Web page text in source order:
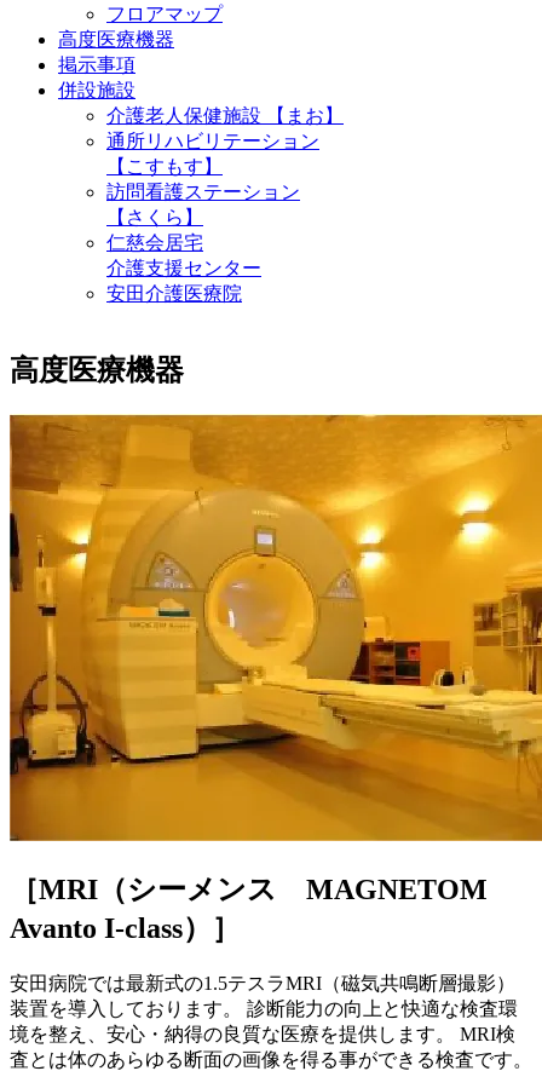
フロアマップ
高度医療機器
掲示事項
併設施設
介護老人保健施設 【まお】
通所リハビリテーション
【こすもす】
訪問看護ステーション
【さくら】
仁慈会居宅
介護支援センター
安田介護医療院
高度医療機器
［MRI（シーメンス MAGNETOM
Avanto I-class）］
安田病院では最新式の1.5テスラMRI（磁気共鳴断層撮影）
装置を導入しております。 診断能力の向上と快適な検査環
境を整え、安心・納得の良質な医療を提供します。 MRI検
査とは体のあらゆる断面の画像を得る事ができる検査です。